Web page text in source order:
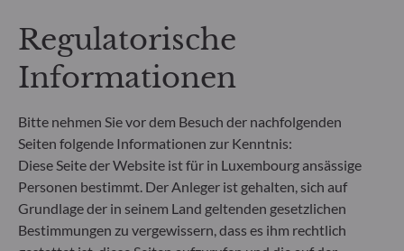
„Merkmale“ aufgeführten Prozentsatz des
Rücknahmepreises berücksichtigt. Kosten für die
Verwahrung von Fondsanteilen in Ihrem Depot
können die Wertentwicklung zusätzlich mindern.
**Die EU-Verordnung zur Offenlegung von
Nachhaltigkeitsinformationen (Sustainable
Finance Disclosure Regulation, SFDR) ist ein
Regelwerk der EU, das darauf abzielt, das
Nachhaltigkeitsprofil von Fonds transparent,
besser vergleichbar und für Endinvestoren besser
verständlich zu machen.
Regulatorische
Informationen
Bitte nehmen Sie vor dem Besuch der nachfolgenden
Seiten folgende Informationen zur Kenntnis:
Diese Seite der Website ist für in Luxembourg ansässige
Personen bestimmt. Der Anleger ist gehalten, sich auf
Grundlage der in seinem Land geltenden gesetzlichen
Bestimmungen zu vergewissern, dass es ihm rechtlich